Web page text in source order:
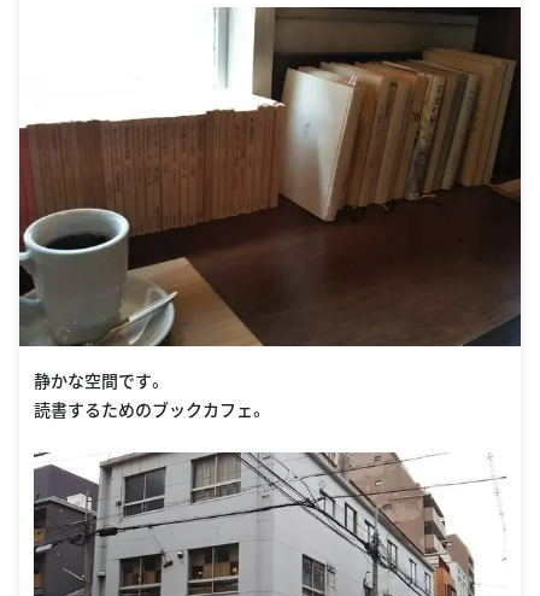
静かな空間です。
読書するためのブックカフェ。